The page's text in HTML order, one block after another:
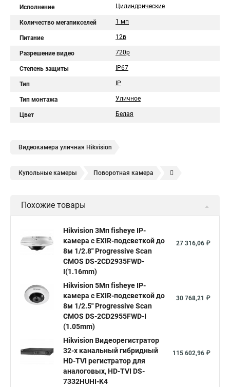
Исполнение Цилиндрические
Количество мегапикселей 1 мп
Питание 12в
Разрешение видео 720p
Степень защиты IP67
Тип IP
Тип монтажа Уличное
Цвет Белая
Видеокамера уличная Hikvision
Купольные камеры Поворотная камера
Камера видеонаблюдения hikvision
Hikvision купить Hikvision уличная ip камера
Hikvision poe
Hikvision 2 8 mm Hikvision camera Hikvision 2cd1148 i b
Видеонаблюдение Ip видеокамеры
Hikvision 2cd2142fwd
Hikvision ds 2cd1148 hikvision ds 2cd1148 i b
hikvision ds 2cd2042wd i Видеокамера hikvision
Видеокамеры hikvision ds
Похожие товары
Hikvision 3Мп fisheye IP-
камера c EXIR-подсветкой до
8м 1/2.8" Progressive Scan
CMOS DS-2CD2935FWD-
I(1.16mm)
27 316,06 ₽
Hikvision 5Мп fisheye IP-
камера c EXIR-подсветкой до
8м 1/2.5" Progressive Scan
CMOS DS-2CD2955FWD-I
(1.05mm)
30 768,21 ₽
Hikvision Видеорегистратор
32-х канальный гибридный
HD-TVI регистратор для
аналоговых, HD-TVI DS-
7332HUHI-K4
115 602,96 ₽